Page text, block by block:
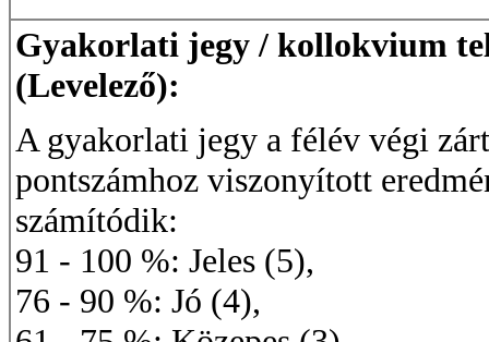
Gyakorlati jegy / kollokvium
(Levelező):
A gyakorlati jegy a félév végi
pontszámhoz viszonyított
számítódik:
91 - 100 %: Jeles (5),
76 - 90 %: Jó (4),